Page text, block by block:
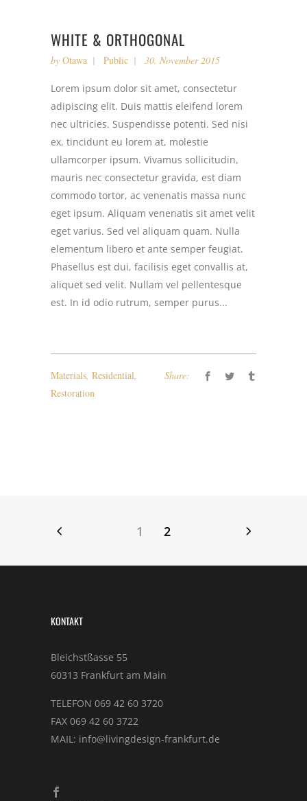
WHITE & ORTHOGONAL
by Otawa Public 30. November 2015
Lorem ipsum dolor sit amet, consectetur
adipiscing elit. Duis mattis eleifend lorem
nec ultricies. Suspendisse potenti. Sed nisi
ex, tincidunt eu lorem at, molestie
ullamcorper ipsum. Vivamus sollicitudin,
mauris nec consectetur gravida, est diam
commodo tortor, ac venenatis massa nunc
eget ipsum. Aliquam venenatis sit amet velit
eget varius. Sed vel aliquam quam. Nulla
elementum libero et ante semper feugiat.
Phasellus est dui, facilisis eget convallis at,
aliquet sed velit. Nullam vel pellentesque
est. In id odio rutrum, semper purus...
Materials, Residential,
Restoration
Share:
1 2
KONTAKT
Bleichstßasse 55
60313 Frankfurt am Main
TELEFON 069 42 60 3720
FAX 069 42 60 3722
MAIL: info@livingdesign-frankfurt.de